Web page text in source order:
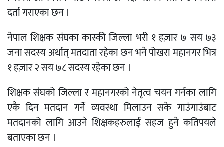
दर्ता गराएका छन ।
नेपाल शिक्षक संघका कास्की जिल्ला भरी १ हज़ार ७ सय ७३
जना सदस्य अर्थात् मतदाता रहेका छन भने पोखरा महानगर भित्र
१ हज़ार २ सय ७८ सदस्य रहेका छन ।
शिक्षक संघको जिल्ला र महानगरको नेतृत्व चयन गर्नका लागि
एकै दिन मतदान गर्ने व्यवस्था मिलाउन सके गाउंगाउंबाट
मतदानको लागि आउने शिक्षकहरुलाई सहज हुने कतिपयले
बताएका छन ।